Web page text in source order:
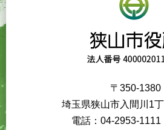
〒350-1380
埼玉県狭山市入間川1
電話：04-2953-1111